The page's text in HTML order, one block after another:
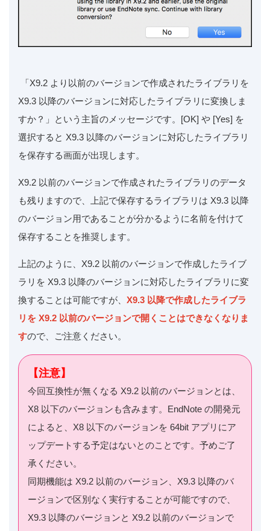
「X9.2 より以前のバージョンで作成されたライブラリを
X9.3 以降のバージョンに対応したライブラリに変換しま
すか？」という主旨のメッセージです。[OK] や [Yes] を
選択すると X9.3 以降のバージョンに対応したライブラリ
を保存する画面が出現します。
X9.2 以前のバージョンで作成されたライブラリのデータ
も残りますので、上記で保存するライブラリは X9.3 以降
のバージョン用であることが分かるように名前を付けて
保存することを推奨します。
上記のように、X9.2 以前のバージョンで作成したライブ
ラリを X9.3 以降のバージョンに対応したライブラリに変
換することは可能ですが、 X9.3 以降で作成したライブラ
リを X9.2 以前のバージョンで開くことはできなくなりま
すので、ご注意ください。
【注意】
今回互換性が無くなる X9.2 以前のバージョンとは、
X8 以下のバージョンも含みます。EndNote の開発元
によると、X8 以下のバージョンを 64bit アプリにア
ップデートする予定はないとのことです。予めご了
承ください。
同期機能は X9.2 以前のバージョン、X9.3 以降のバ
ージョンで区別なく実行することが可能ですので、
X9.3 以降のバージョンと X9.2 以前のバージョンで